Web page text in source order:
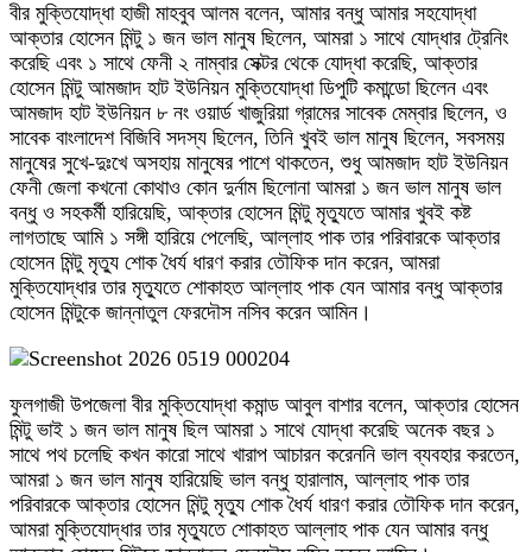
বীর মুক্তিযোদ্ধা হাজী মাহবুব আলম বলেন, আমার বন্ধু আমার সহযোদ্ধা
আক্তার হোসেন মিন্টু ১ জন ভাল মানুষ ছিলেন, আমরা ১ সাথে যোদ্ধার ট্রেনিং
করেছি এবং ১ সাথে ফেনী ২ নাম্বার সেক্টর থেকে যোদ্ধা করেছি, আক্তার
হোসেন মিন্টু আমজাদ হাট ইউনিয়ন মুক্তিযোদ্ধা ডিপুটি কমান্ডো ছিলেন এবং
আমজাদ হাট ইউনিয়ন ৮ নং ওয়ার্ড খাজুরিয়া গ্রামের সাবেক মেম্বার ছিলেন, ও
সাবেক বাংলাদেশ বিজিবি সদস্য ছিলেন, তিনি খুবই ভাল মানুষ ছিলেন, সবসময়
মানুষের সুখে-দুঃখে অসহায় মানুষের পাশে থাকতেন, শুধু আমজাদ হাট ইউনিয়ন
ফেনী জেলা কখনো কোথাও কোন দুর্নাম ছিলোনা আমরা ১ জন ভাল মানুষ ভাল
বন্ধু ও সহকর্মী হারিয়েছি, আক্তার হোসেন মিন্টু মৃত্যুতে আমার খুবই কষ্ট
লাগতাছে আমি ১ সঙ্গী হারিয়ে পেলেছি, আল্লাহ পাক তার পরিবারকে আক্তার
হোসেন মিন্টু মৃত্যু শোক ধৈর্য ধারণ করার তৌফিক দান করেন, আমরা
মুক্তিযোদ্ধার তার মৃত্যুতে শোকাহত আল্লাহ পাক যেন আমার বন্ধু আক্তার
হোসেন মিন্টুকে জান্নাতুল ফেরদৌস নসিব করেন আমিন।
ফুলগাজী উপজেলা বীর মুক্তিযোদ্ধা কমান্ড আবুল বাশার বলেন, আক্তার হোসেন
মিন্টু ভাই ১ জন ভাল মানুষ ছিল আমরা ১ সাথে যোদ্ধা করেছি অনেক বছর ১
সাথে পথ চলেছি কখন কারো সাথে খারাপ আচারন করেননি ভাল ব্যবহার করতেন,
আমরা ১ জন ভাল মানুষ হারিয়েছি ভাল বন্ধু হারালাম, আল্লাহ পাক তার
পরিবারকে আক্তার হোসেন মিন্টু মৃত্যু শোক ধৈর্য ধারণ করার তৌফিক দান করেন,
আমরা মুক্তিযোদ্ধার তার মৃত্যুতে শোকাহত আল্লাহ পাক যেন আমার বন্ধু